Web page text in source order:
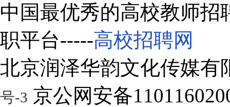
中国最优秀的高校教师
职平台-----高校招聘网
北京润泽华韵文化传媒
号-3 京公网安备